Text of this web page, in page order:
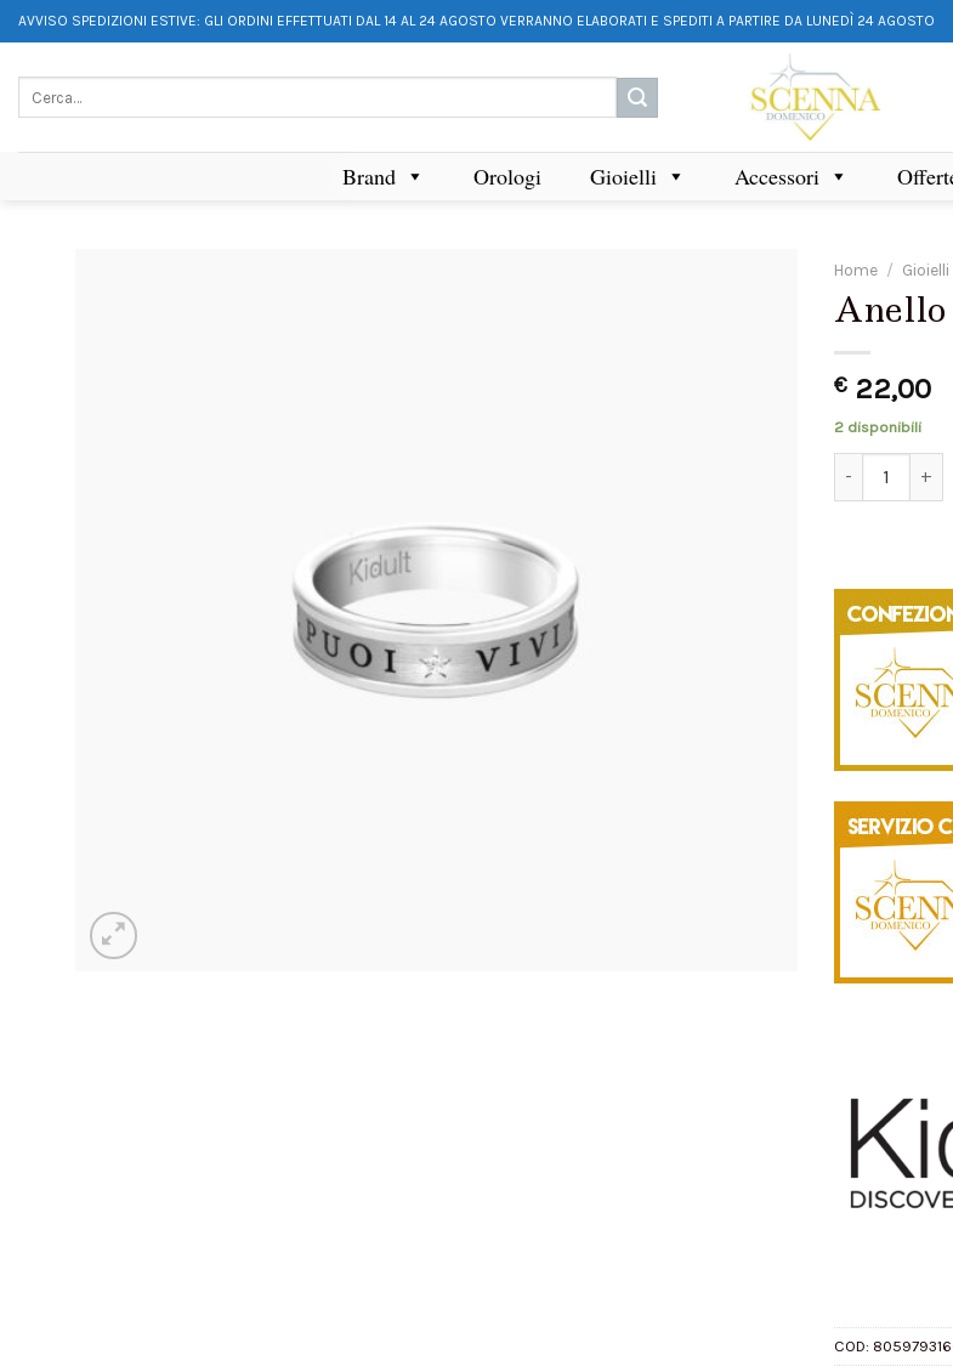
AVVISO SPEDIZIONI ESTIVE: GLI ORDINI EFFETTUATI DAL 14 AL 24 AGOSTO VERRANNO ELABORATI E SPEDITI A PARTIRE DA LUNEDÌ 24 AGOSTO
Brand Orologi Gioielli Accessori
Home /
Anello
€ 22,00
2 disponibili
COD: